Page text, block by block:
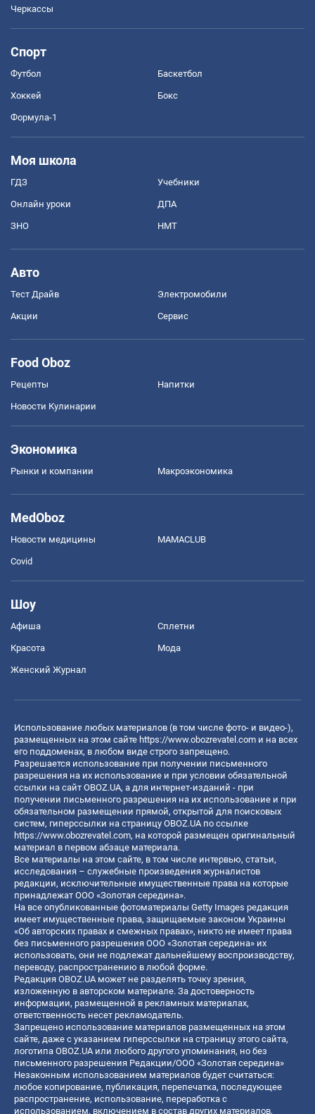
Черкассы
Спорт
Футбол Баскетбол
Хоккей Бокс
Формула-1
Моя школа
ГДЗ Учебники
Онлайн уроки ДПА
ЗНО НМТ
Авто
Тест Драйв Электромобили
Акции Сервис
Food Oboz
Рецепты Напитки
Новости Кулинарии
Экономика
Рынки и компании Mакроэкономика
MedOboz
Новости медицины MAMACLUB
Covid
Шоу
Афиша Сплетни
Красота Мода
Женский Журнал
Использование любых материалов (в том числе фото- и видео-),
размещенных на этом сайте https://www.obozrevatel.com и на всех
его поддоменах, в любом виде строго запрещено.
Разрешается использование при получении письменного
разрешения на их использование и при условии обязательной
ссылки на сайт OBOZ.UA, а для интернет-изданий - при
получении письменного разрешения на их использование и при
обязательном размещении прямой, открытой для поисковых
систем, гиперссылки на страницу OBOZ.UA по ссылке
https://www.obozrevatel.com, на которой размещен оригинальный
материал в первом абзаце материала.
Все материалы на этом сайте, в том числе интервью, статьи,
исследования – служебные произведения журналистов
редакции, исключительные имущественные права на которые
принадлежат ООО «Золотая середина».
На все опубликованные фотоматериалы Getty Images редакция
имеет имущественные права, защищаемые законом Украины
«Об авторских правах и смежных правах», никто не имеет права
без письменного разрешения ООО «Золотая середина» их
использовать, они не подлежат дальнейшему воспроизводству,
переводу, распространению в любой форме.
Редакция OBOZ.UA может не разделять точку зрения,
изложенную в авторском материале. За достоверность
информации, размещенной в рекламных материалах,
ответственность несет рекламодатель.
Запрещено использование материалов размещенных на этом
сайте, даже с указанием гиперссылки на страницу этого сайта,
логотипа OBOZ.UA или любого другого упоминания, но без
письменного разрешения Редакции/ООО «Золотая середина»
Незаконным использованием материалов будет считаться:
любое копирование, публикация, перепечатка, последующее
распространение, использование, переработка с
использованием, включением в состав других материалов,